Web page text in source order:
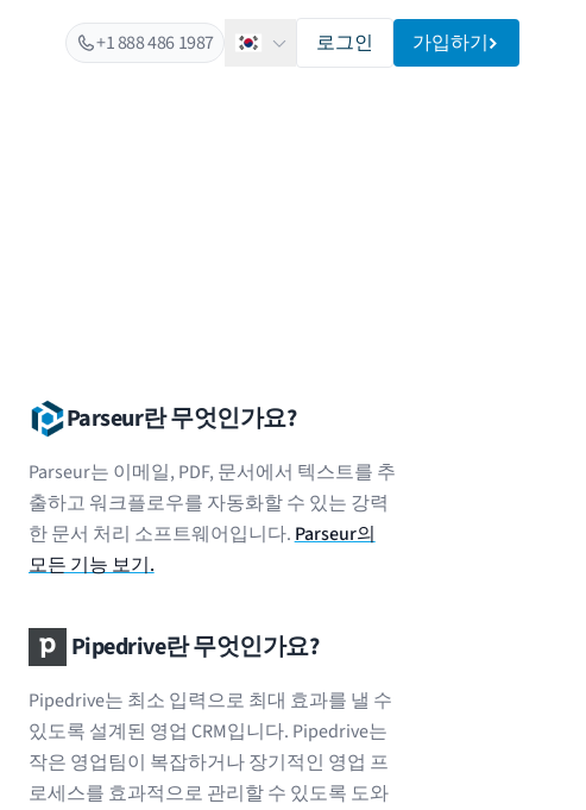
+1 888 486 1987 한국어 로그인 가입하기
Parseur란 무엇인가요?
Parseur는 이메일, PDF, 문서에서 텍스트를 추
출하고 워크플로우를 자동화할 수 있는 강력
한 문서 처리 소프트웨어입니다. Parseur의
모든 기능 보기.
Pipedrive란 무엇인가요?
Pipedrive는 최소 입력으로 최대 효과를 낼 수
있도록 설계된 영업 CRM입니다. Pipedrive는
작은 영업팀이 복잡하거나 장기적인 영업 프
로세스를 효과적으로 관리할 수 있도록 도와